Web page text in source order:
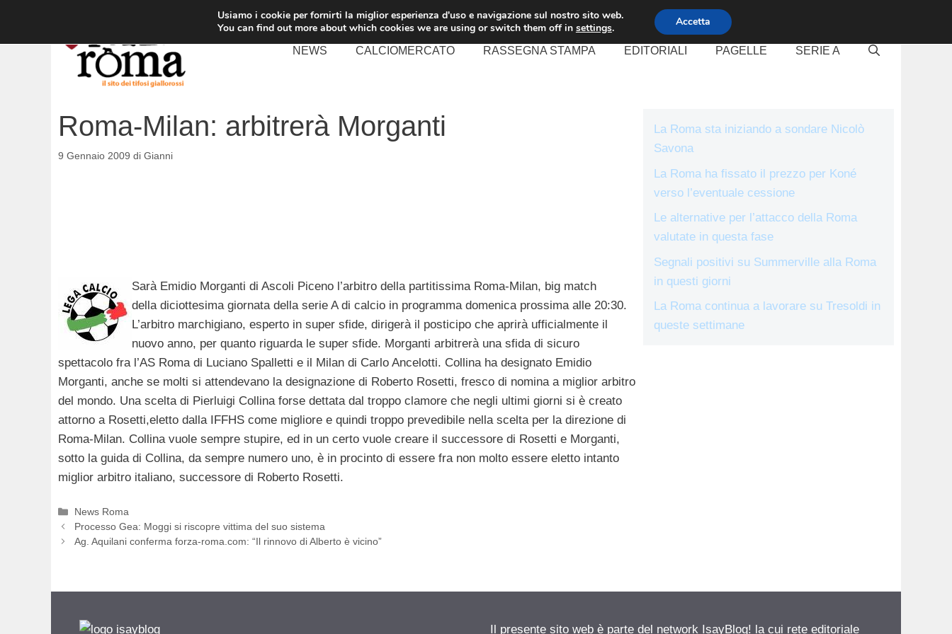
contenuto
NEWS CALCIOMERCATO RASSEGNA STAMPA EDITORIALI PAGELLE SERIE A
Roma-Milan: arbitrerà Morganti
9 Gennaio 2009 di Gianni
Sarà Emidio Morganti di Ascoli Piceno l’arbitro della partitissima Roma-Milan, big match
della diciottesima giornata della serie A di calcio in programma domenica prossima alle 20:30.
L’arbitro marchigiano, esperto in super sfide, dirigerà il posticipo che aprirà ufficialmente il
nuovo anno, per quanto riguarda le super sfide. Morganti arbitrerà una sfida di sicuro
spettacolo fra l’AS Roma di Luciano Spalletti e il Milan di Carlo Ancelotti. Collina ha designato Emidio
Morganti, anche se molti si attendevano la designazione di Roberto Rosetti, fresco di nomina a miglior arbitro
del mondo. Una scelta di Pierluigi Collina forse dettata dal troppo clamore che negli ultimi giorni si è creato
attorno a Rosetti,eletto dalla IFFHS come migliore e quindi troppo prevedibile nella scelta per la direzione di
Roma-Milan. Collina vuole sempre stupire, ed in un certo vuole creare il successore di Rosetti e Morganti,
sotto la guida di Collina, da sempre numero uno, è in procinto di essere fra non molto essere eletto intanto
miglior arbitro italiano, successore di Roberto Rosetti.
Categorie
News Roma
Processo Gea: Moggi si riscopre vittima del suo sistema
Ag. Aquilani conferma forza-roma.com: “Il rinnovo di Alberto è vicino”
La Roma sta iniziando a sondare Nicolò
Savona
La Roma ha fissato il prezzo per Koné
verso l’eventuale cessione
Le alternative per l’attacco della Roma
valutate in questa fase
Segnali positivi su Summerville alla Roma
in questi giorni
La Roma continua a lavorare su Tresoldi in
queste settimane
Il presente sito web è parte del network IsayBlog! la cui rete editoriale
Usiamo i cookie per fornirti la miglior esperienza d'uso e navigazione sul nostro sito web.
You can find out more about which cookies we are using or switch them off in settings. Accetta